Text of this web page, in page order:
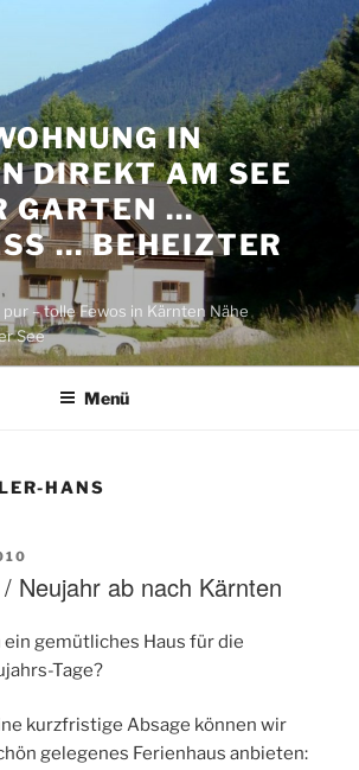
IN
DIREKT AM SEE
GARTEN …
… BEHEIZTER
– tolle Fewos in Kärnten Nähe
See
Menü
HANS
Neujahr ab nach Kärnten
ein gemütliches Haus für die
Tage?
kurzfristige Absage können wir
gelegenes Ferienhaus anbieten: